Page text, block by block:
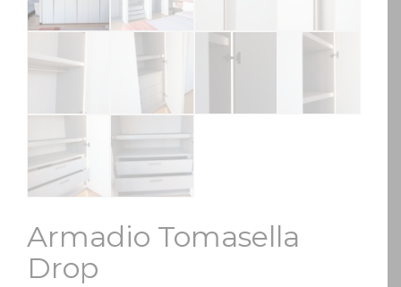
Armadio Tomasella
Drop